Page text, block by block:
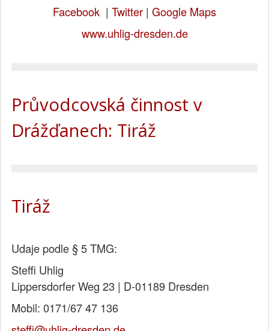
Facebook | Twitter | Google Maps
www.uhlig-dresden.de
Průvodcovská činnost v
Drážďanech: Tiráž
Tiráž
Udaje podle § 5 TMG:
Steffi Uhlig
Lippersdorfer Weg 23 | D-01189 Dresden
Mobil: 0171/67 47 136